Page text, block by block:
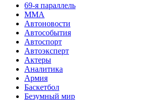
69-я параллель
MMA
Автоновости
Автособытия
Автоспорт
Автоэксперт
Актеры
Аналитика
Армия
Баскетбол
Безумный мир